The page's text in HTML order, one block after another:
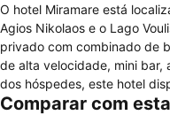
O hotel Miramare está
Agios Nikolaos e o Lago
privado com combinado de
de alta velocidade, mini bar,
dos hóspedes, este hotel
zonas públicas, elevador,
Comparar com